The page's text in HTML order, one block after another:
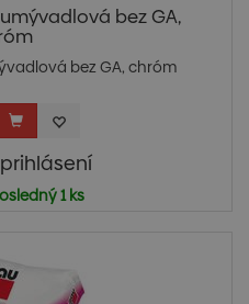
umývadlová bez GA,
bez GA, chróm
1 ks